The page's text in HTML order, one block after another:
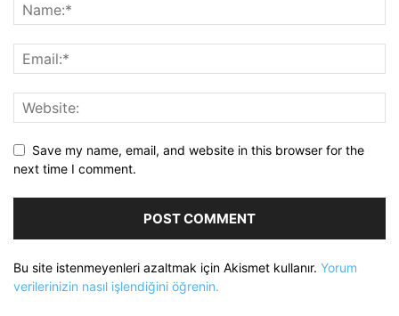
Save my name, email, and website in this browser for the
next time I comment.
Bu site istenmeyenleri azaltmak için Akismet kullanır. Yorum
verilerinizin nasıl işlendiğini öğrenin.